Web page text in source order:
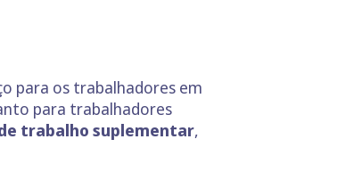
para os trabalhadores em
para trabalhadores
trabalho suplementar,